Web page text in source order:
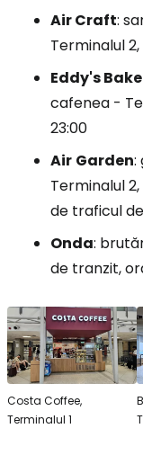
Air Craft:
Terminalul
Eddy's
cafenea -
23:00
Air Garden:
Terminalul
de traficul
Onda:
de tranzit,
Costa Coffee,
Terminalul 1